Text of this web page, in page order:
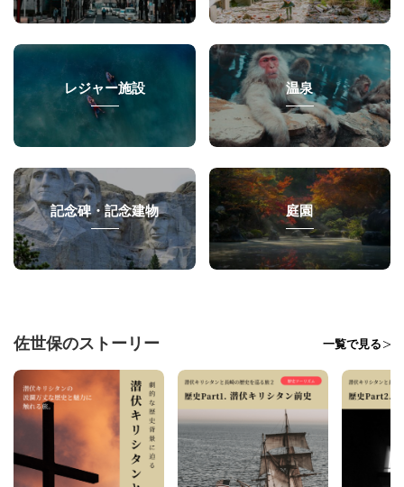
レジャー施設 温泉
記念碑・記念建物 庭園
佐世保のストーリー 一覧で見る